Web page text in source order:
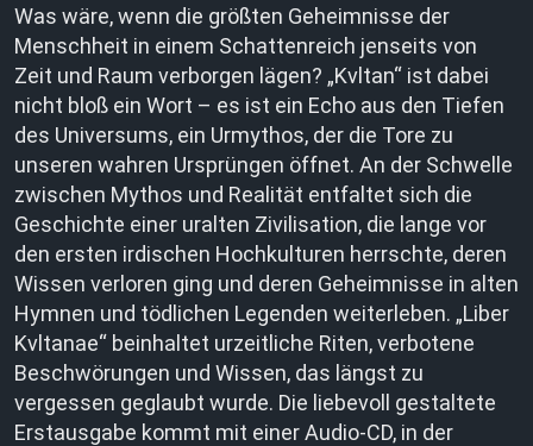
Was wäre, wenn die größten Geheimnisse der
Menschheit in einem Schattenreich jenseits von
Zeit und Raum verborgen lägen? „Kvltan“ ist dabei
nicht bloß ein Wort – es ist ein Echo aus den Tiefen
des Universums, ein Urmythos, der die Tore zu
unseren wahren Ursprüngen öffnet. An der Schwelle
zwischen Mythos und Realität entfaltet sich die
Geschichte einer uralten Zivilisation, die lange vor
den ersten irdischen Hochkulturen herrschte, deren
Wissen verloren ging und deren Geheimnisse in alten
Hymnen und tödlichen Legenden weiterleben. „Liber
Kvltanae“ beinhaltet urzeitliche Riten, verbotene
Beschwörungen und Wissen, das längst zu
vergessen geglaubt wurde. Die liebevoll gestaltete
Erstausgabe kommt mit einer Audio-CD, in der